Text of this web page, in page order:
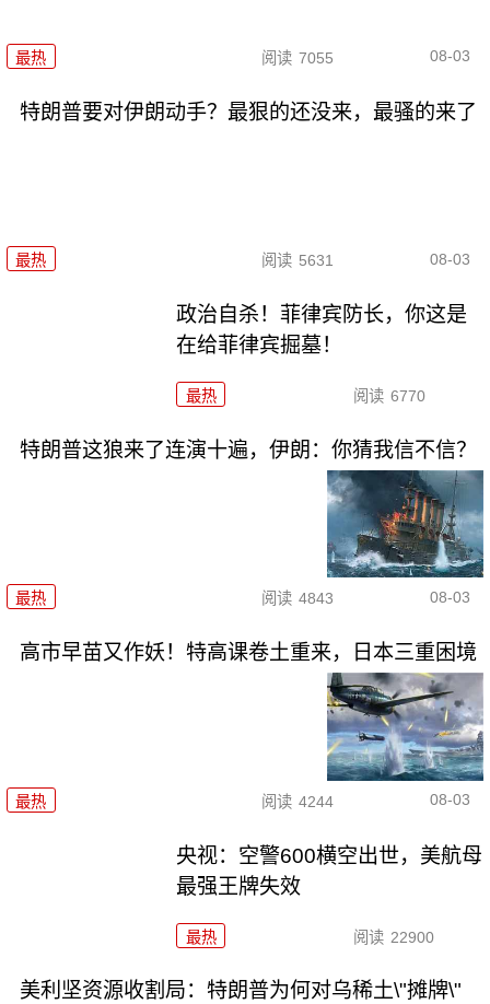
最热 阅读 7055 08-03
特朗普要对伊朗动手？最狠的还没来，最骚的来了
最热 阅读 5631 08-03
政治自杀！菲律宾防长，你这是
在给菲律宾掘墓！
最热 阅读 6770
特朗普这狼来了连演十遍，伊朗：你猜我信不信？
最热 阅读 4843 08-03
高市早苗又作妖！特高课卷土重来，日本三重困境
最热 阅读 4244 08-03
央视：空警600横空出世，美航母
最强王牌失效
最热 阅读 22900
美利坚资源收割局：特朗普为何对乌稀土\"摊牌\"